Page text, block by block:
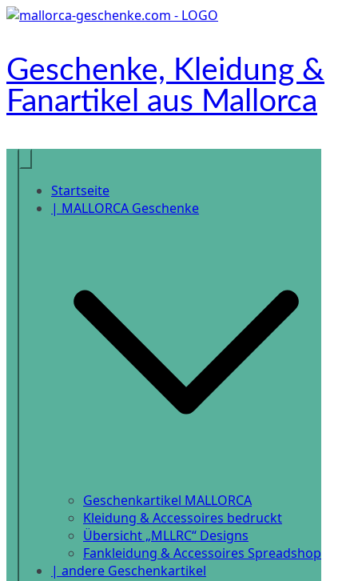
Zum
Geschenke, Kleidung &
Fanartikel aus Mallorca
Onlineshop
Startseite
| MALLORCA Geschenke
Geschenkartikel MALLORCA
Kleidung & Accessoires bedruckt
Übersicht „MLLRC“ Designs
Fankleidung & Accessoires Spreadshop
| andere Geschenkartikel